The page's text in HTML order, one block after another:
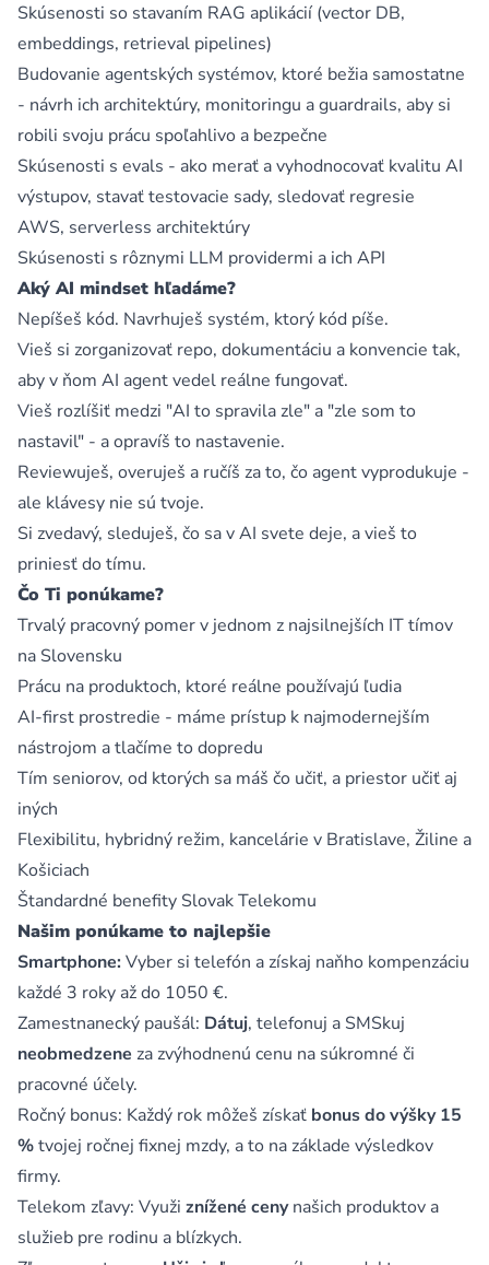
Skúsenosti so stavaním RAG aplikácií (vector DB,
embeddings, retrieval pipelines)
Budovanie agentských systémov, ktoré bežia samostatne
- návrh ich architektúry, monitoringu a guardrails, aby si
robili svoju prácu spoľahlivo a bezpečne
Skúsenosti s evals - ako merať a vyhodnocovať kvalitu AI
výstupov, stavať testovacie sady, sledovať regresie
AWS, serverless architektúry
Skúsenosti s rôznymi LLM providermi a ich API
Aký AI mindset hľadáme?
Nepíšeš kód. Navrhuješ systém, ktorý kód píše.
Vieš si zorganizovať repo, dokumentáciu a konvencie tak,
aby v ňom AI agent vedel reálne fungovať.
Vieš rozlíšiť medzi "AI to spravila zle" a "zle som to
nastavil" - a opravíš to nastavenie.
Reviewuješ, overuješ a ručíš za to, čo agent vyprodukuje -
ale klávesy nie sú tvoje.
Si zvedavý, sleduješ, čo sa v AI svete deje, a vieš to
priniesť do tímu.
Čo Ti ponúkame?
Trvalý pracovný pomer v jednom z najsilnejších IT tímov
na Slovensku
Prácu na produktoch, ktoré reálne používajú ľudia
AI-first prostredie - máme prístup k najmodernejším
nástrojom a tlačíme to dopredu
Tím seniorov, od ktorých sa máš čo učiť, a priestor učiť aj
iných
Flexibilitu, hybridný režim, kancelárie v Bratislave, Žiline a
Košiciach
Štandardné benefity Slovak Telekomu
Našim ponúkame to najlepšie
Smartphone: Vyber si telefón a získaj naňho kompenzáciu
každé 3 roky až do 1050 €.
Zamestnanecký paušál: Dátuj, telefonuj a SMSkuj
neobmedzene za zvýhodnenú cenu na súkromné či
pracovné účely.
Ročný bonus: Každý rok môžeš získať bonus do výšky 15
%tvojej ročnej fixnej mzdy, a to na základe výsledkov
firmy.
Telekom zľavy: Využi znížené cenynašich produktov a
služieb pre rodinu a blízkych.